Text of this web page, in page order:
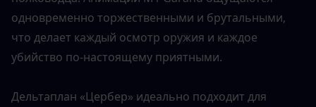
одновременно торжественными и брутальными,
что делает каждый осмотр оружия и каждое
убийство по-настоящему приятными.
Дельтаплан «Цербер» идеально подходит для